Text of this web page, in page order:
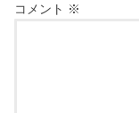
コメント ※